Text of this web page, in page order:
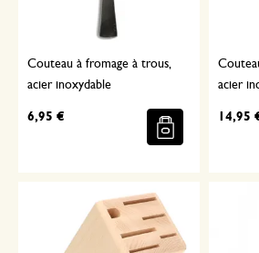
Couteau à fromage à trous,
acier inoxydable
6,95 €
acier
14,95